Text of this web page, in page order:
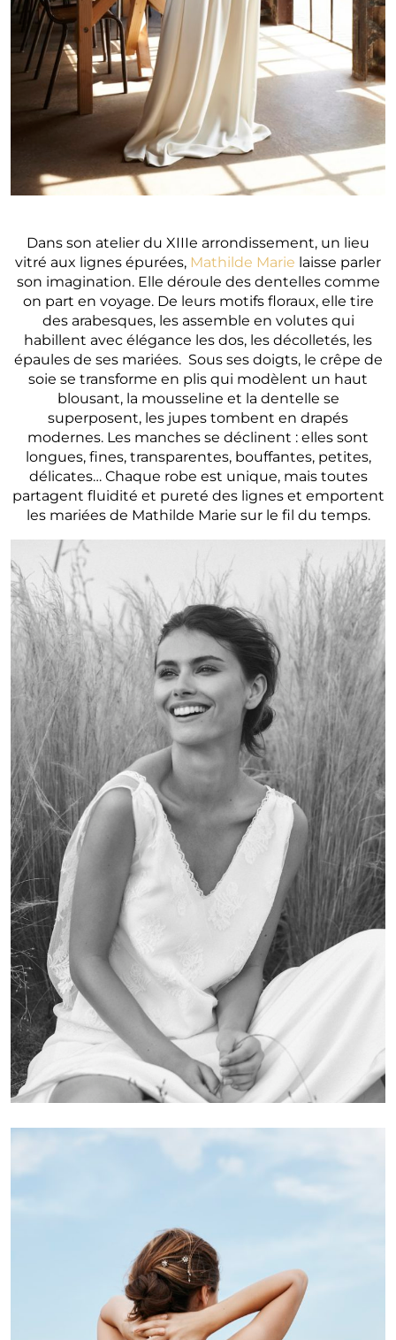
Dans son atelier du XIIIe arrondissement, un lieu
vitré aux lignes épurées, Mathilde Marie laisse parler
son imagination. Elle déroule des dentelles comme
on part en voyage. De leurs motifs floraux, elle tire
des arabesques, les assemble en volutes qui
habillent avec élégance les dos, les décolletés, les
épaules de ses mariées. Sous ses doigts, le crêpe de
soie se transforme en plis qui modèlent un haut
blousant, la mousseline et la dentelle se
superposent, les jupes tombent en drapés
modernes. Les manches se déclinent : elles sont
longues, fines, transparentes, bouffantes, petites,
délicates… Chaque robe est unique, mais toutes
partagent fluidité et pureté des lignes et emportent
les mariées de Mathilde Marie sur le fil du temps.